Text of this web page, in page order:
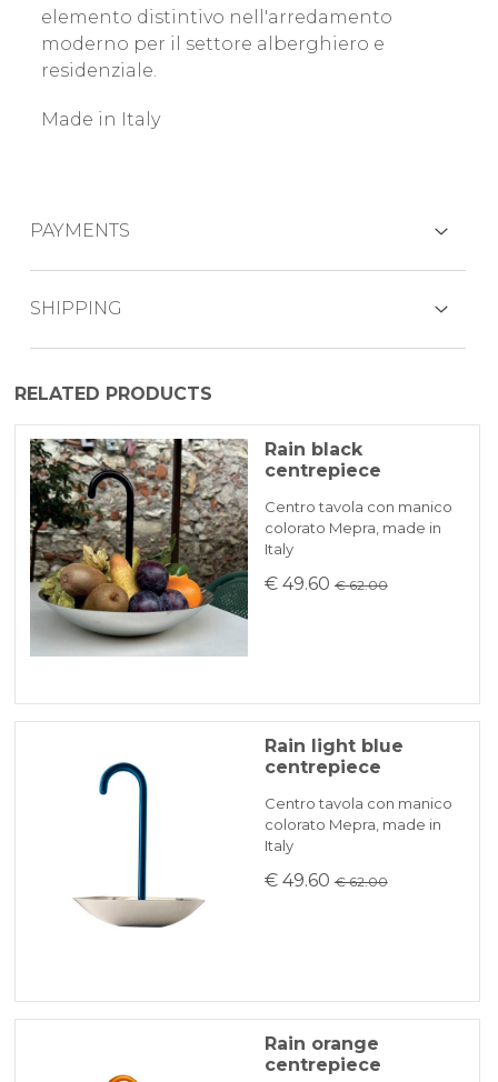
elemento distintivo nell'arredamento
moderno per il settore alberghiero e
residenziale.
Made in Italy
PAYMENTS
BANK TRANSFER
KLARNA
Payment in 3 installments without interest for orders over 35 €
SHIPPING
entro 3-5 giorni lavorativi mezzo corriere
espresso.
RELATED PRODUCTS
Rain black
centrepiece
Centro tavola con manico
colorato Mepra, made in
Italy
€ 49.60 € 62.00
Rain light blue
centrepiece
Centro tavola con manico
colorato Mepra, made in
Italy
€ 49.60 € 62.00
Rain orange
centrepiece